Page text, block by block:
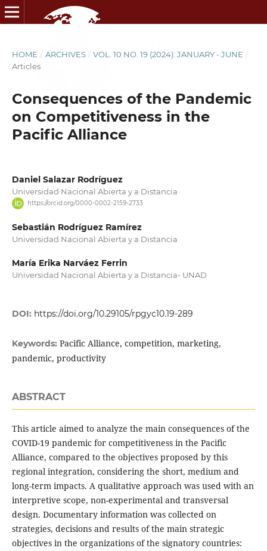
HOME / ARCHIVES / VOL. 10 NO. 19 (2024): JANUARY - JUNE /
Articles
Consequences of the Pandemic
on Competitiveness in the
Pacific Alliance
Daniel Salazar Rodríguez
Universidad Nacional Abierta y a Distancia
https://orcid.org/0000-0002-2159-2733
Sebastián Rodríguez Ramírez
Universidad Nacional Abierta y a Distancia
María Erika Narváez Ferrin
Universidad Nacional Abierta y a Distancia- UNAD
DOI: https://doi.org/10.29105/rpgyc10.19-289
Keywords: Pacific Alliance, competition, marketing,
pandemic, productivity
ABSTRACT
This article aimed to analyze the main consequences of the
COVID-19 pandemic for competitiveness in the Pacific
Alliance, compared to the objectives proposed by this
regional integration, considering the short, medium and
long-term impacts. A qualitative approach was used with an
interpretive scope, non-experimental and transversal
design. Documentary information was collected on
strategies, decisions and results of the main strategic
objectives in the organizations of the signatory countries: